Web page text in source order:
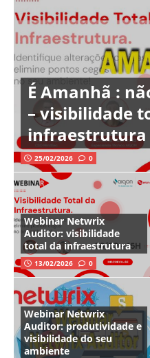
É Amanhã :
– visibilidade
infraestrutura
25/02/2026 0
Webinar Netwrix
Auditor: visibilidade
total da infraestrutura
13/02/2026 0
Webinar Netwrix
Auditor: produtividade e
visibilidade do seu
ambiente